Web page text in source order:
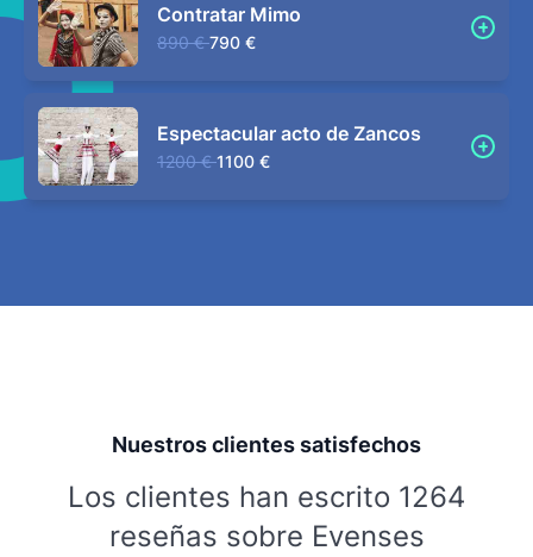
Contratar Mimo
890 € 790 €
Espectacular acto de Zancos
1200 € 1100 €
Nuestros clientes satisfechos
Los clientes han escrito 1264
reseñas sobre Evenses